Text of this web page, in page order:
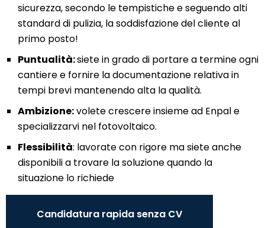
sicurezza, secondo le tempistiche e seguendo alti
standard di pulizia, la soddisfazione del cliente al
primo posto!
Puntualità:siete in grado di portare a termine ogni
cantiere e fornire la documentazione relativa in
tempi brevi mantenendo alta la qualità.
Ambizione:volete crescere insieme ad Enpal e
specializzarvi nel fotovoltaico.
Flessibilità: lavorate con rigore ma siete anche
disponibili a trovare la soluzione quando la
situazione lo richiede
Candidatura rapida senza CV